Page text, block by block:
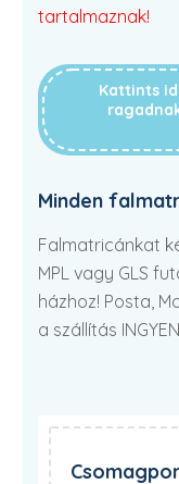
tartalmaznak!
Kattints
Minden
Falmatricánkat
MPL vagy GLS
házhoz! Posta,
a szállítás